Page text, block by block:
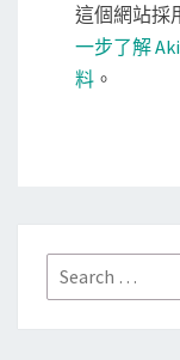
這個網站採
一步了解
料 。
Search
for: